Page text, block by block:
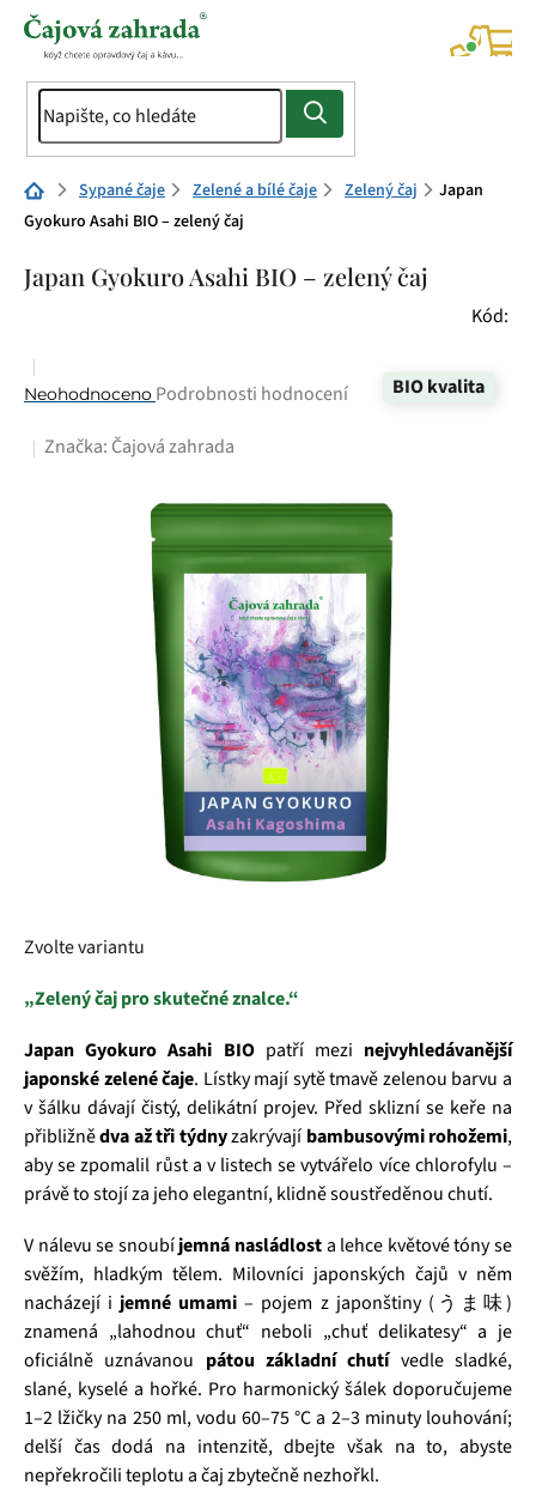
Přejít
Domů Sypané čaje Zelené a bílé čaje Zelený čaj
Japan
Gyokuro Asahi BIO – zelený čaj
Japan Gyokuro Asahi BIO – zelený čaj
Kód:
BIO kvalita
Průměrné
produktu
Neohodnoceno Podrobnosti hodnocení
Značka: Čajová zahrada
Zvolte variantu
„Zelený čaj pro skutečné znalce.“
Japan Gyokuro Asahi BIOpatří mezi nejvyhledávanější
japonské zelené čaje. Lístky mají sytě tmavě zelenou barvu a
v šálku dávají čistý, delikátní projev. Před sklizní se keře na
přibližnědva až tři týdnyzakrývají bambusovými rohožemi,
aby se zpomalil růst a v listech se vytvářelo více chlorofylu –
právě to stojí za jeho elegantní, klidně soustředěnou chutí.
V nálevu se snoubíjemná nasládlosta lehce květové tóny se
svěžím, hladkým tělem. Milovníci japonských čajů v něm
nacházejí i jemné umami – pojem z japonštiny (うま味)
znamená „lahodnou chuť“ neboli „chuť delikatesy“ a je
oficiálně uznávanou pátou základní chutívedle sladké,
slané, kyselé a hořké. Pro harmonický šálek doporučujeme
1–2 lžičky na 250 ml, vodu 60–75 °C a 2–3 minuty louhování;
delší čas dodá na intenzitě, dbejte však na to, abyste
nepřekročili teplotu a čaj zbytečně nezhořkl.